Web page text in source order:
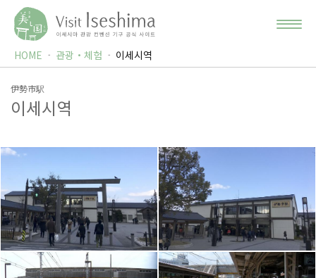
HOME 관광・체험 이세시역
伊勢市駅
이세시역